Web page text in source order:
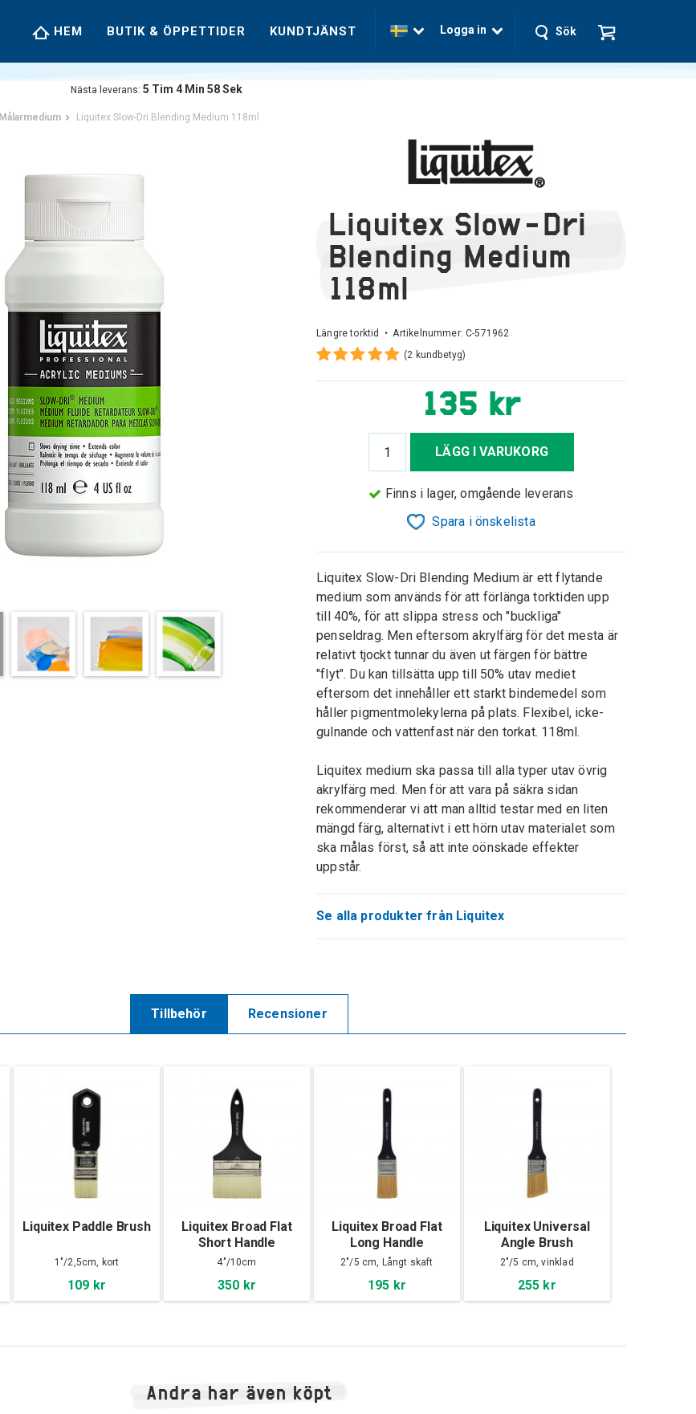
HEM BUTIK & ÖPPETTIDER KUNDTJÄNST Logga in Sök
Nästa leverans: 5 Tim 4 Min 58Sek
Målarmedium Liquitex Slow-Dri Blending Medium 118ml
Liquitex Slow-Dri
Blending Medium
118ml
Längre torktid • Artikelnummer:C-571962
(2 kundbetyg)
135 kr
LÄGG I VARUKORG
Finns i lager, omgående leverans
Spara i önskelista
Liquitex Slow-Dri Blending Medium är ett flytande
medium som används för att förlänga torktiden upp
till 40%, för att slippa stress och "buckliga"
penseldrag. Men eftersom akrylfärg för det mesta är
relativt tjockt tunnar du även ut färgen för bättre
"flyt". Du kan tillsätta upp till 50% utav mediet
eftersom det innehåller ett starkt bindemedel som
håller pigmentmolekylerna på plats. Flexibel, icke-
gulnande och vattenfast när den torkat. 118ml.
Liquitex medium ska passa till alla typer utav övrig
akrylfärg med. Men för att vara på säkra sidan
rekommenderar vi att man alltid testar med en liten
mängd färg, alternativt i ett hörn utav materialet som
ska målas först, så att inte oönskade effekter
uppstår.
Se alla produkter från Liquitex
Tillbehör Recensioner
Liquitex Paddle Brush
1"/2,5cm, kort
109 kr
Liquitex Broad Flat
Short Handle
4"/10cm
350 kr
Liquitex Broad Flat
Long Handle
2"/5 cm, Långt skaft
195 kr
Liquitex Universal
Angle Brush
2"/5 cm, vinklad
255 kr
Andra har även köpt